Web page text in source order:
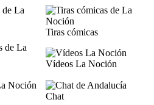
Tiras cómicas
Vídeos La Noción
Chat